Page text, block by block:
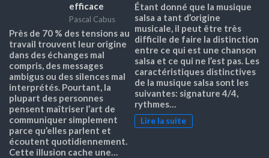
efficace
Pascal Cabus
Près de 70 % des tensions au
travail trouvent leur origine
dans des échanges mal
compris, des messages
ambigus ou des silences mal
interprétés. Pourtant, la
plupart des personnes
pensent maîtriser l’art de
communiquer simplement
parce qu’elles parlent et
écoutent quotidiennement.
Cette illusion cache une…
Étant donné que la musique
salsa a tant d’origine
musicale, il peut être très
difficile de faire la distinction
entre ce qui est une chanson
salsa et ce qui ne l’est pas. Les
caractéristiques distinctives
de la musique salsa sont les
suivantes: signature 4/4,
rythmes…
Lire la suite